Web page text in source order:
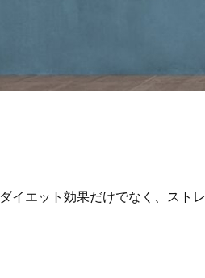
ダイエット効果だけでなく、ストレ